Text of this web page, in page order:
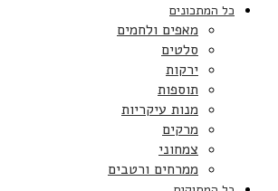
כל המתכונים
מאפים ולחמים
סלטים
ירקות
תוספות
מנות עיקריות
מרקים
צמחוני
ממרחים ורטבים